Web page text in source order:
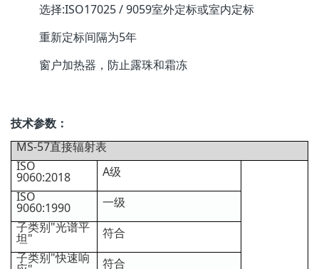
选择:ISO17025 / 9059室外定标或室内定标
重新定标间隔为5年
窗户加热器，防止露珠和霜冻
技术参数：
MS-57直接辐射表
ISO
9060:2018
A级
ISO
9060:1990
一级
子类别"光谱平
坦"
符合
子类别"快速响
符合